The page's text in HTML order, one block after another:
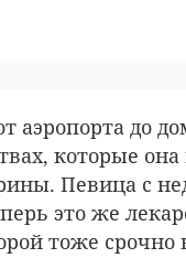
аэропорта до
которые
Певица с
это же
тоже срочно